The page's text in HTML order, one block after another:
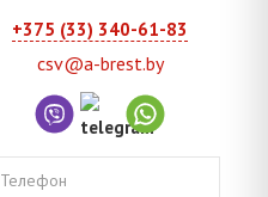
+375 (33) 340-61-83
csv@a-brest.by
Телефон